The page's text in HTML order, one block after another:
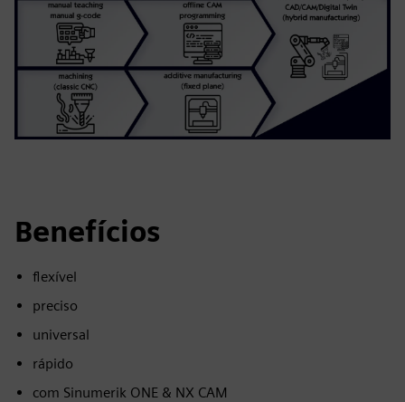
Benefícios
flexível
preciso
universal
rápido
com Sinumerik ONE & NX CAM